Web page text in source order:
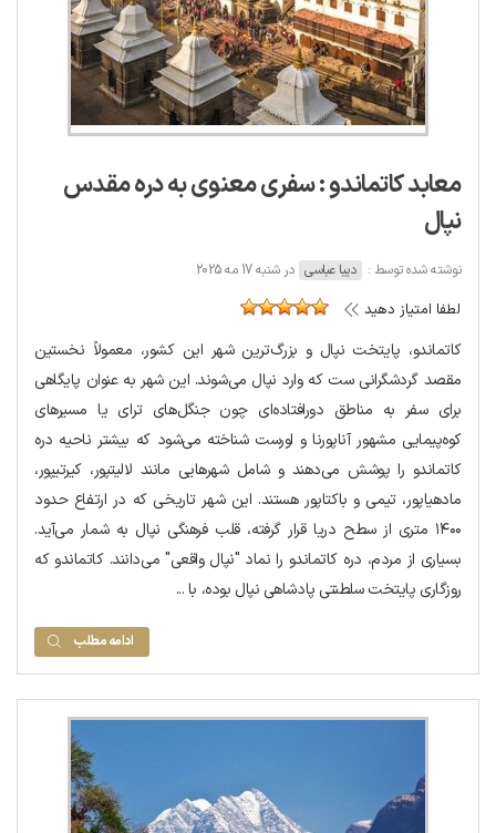
معابد کاتماندو : سفری معنوی به دره مقدس
نپال
نوشته شده توسط : دیبا عباسی در شنبه 17 مه 2025
لطفا امتیاز دهید
کاتماندو، پایتخت نپال و بزرگ‌ترین شهر این کشور، معمولاً نخستین
مقصد گردشگرانی ست که وارد نپال می‌شوند. این شهر به عنوان پایگاهی
برای سفر به مناطق دورافتاده‌ای چون جنگل‌های ترای یا مسیرهای
کوه‌پیمایی مشهور آناپورنا و اورست شناخته می‌شود که بیشتر ناحیه دره
کاتماندو را پوشش می‌دهند و شامل شهرهایی مانند لالیتپور، کیرتیپور،
مادهیاپور، تیمی و باکتاپور هستند. این شهر تاریخی که در ارتفاع حدود
۱۴۰۰ متری از سطح دریا قرار گرفته، قلب فرهنگی نپال به شمار می‌آید.
بسیاری از مردم، دره کاتماندو را نماد "نپال واقعی" می‌دانند. کاتماندو که
روزگاری پایتخت سلطنتی پادشاهی نپال بوده، با ...
ادامه مطلب